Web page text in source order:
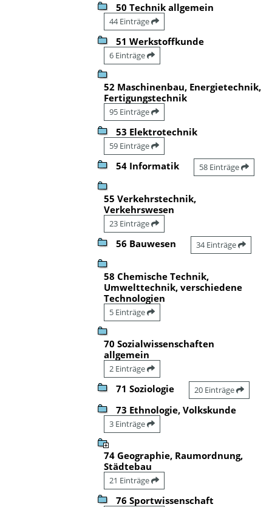
50 Technik allgemein
44 Einträge
51 Werkstoffkunde
6 Einträge
52 Maschinenbau, Energietechnik,
Fertigungstechnik
95 Einträge
53 Elektrotechnik
59 Einträge
54 Informatik 58 Einträge
55 Verkehrstechnik,
Verkehrswesen
23 Einträge
56 Bauwesen 34 Einträge
58 Chemische Technik,
Umwelttechnik, verschiedene
Technologien
5 Einträge
70 Sozialwissenschaften
allgemein
2 Einträge
71 Soziologie 20 Einträge
73 Ethnologie, Volkskunde
3 Einträge
74 Geographie, Raumordnung,
Städtebau
21 Einträge
76 Sportwissenschaft